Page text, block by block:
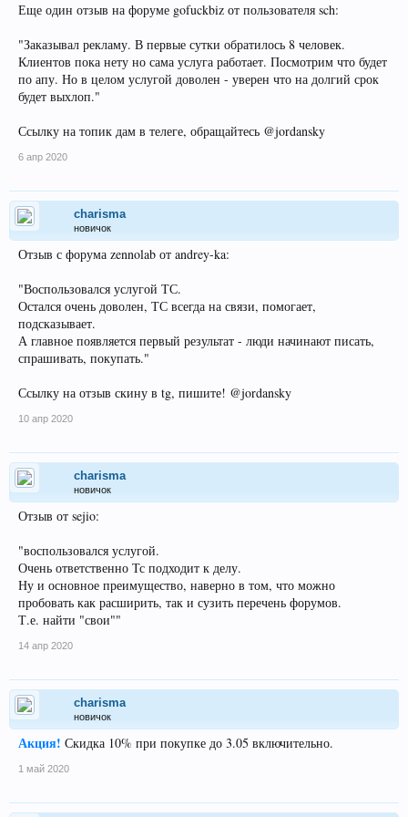
Еще один отзыв на форуме gofuckbiz от пользователя sch:
"Заказывал рекламу. В первые сутки обратилось 8 человек.
Клиентов пока нету но сама услуга работает. Посмотрим что будет
по апу. Но в целом услугой доволен - уверен что на долгий срок
будет выхлоп."
Ссылку на топик дам в телеге, обращайтесь @jordansky
6 апр 2020
charisma
новичок
Отзыв с форума zennolab от andrey-ka:
"Воспользовался услугой ТС.
Остался очень доволен, ТС всегда на связи, помогает,
подсказывает.
А главное появляется первый результат - люди начинают писать,
спрашивать, покупать."
Ссылку на отзыв скину в tg, пишите! @jordansky
10 апр 2020
charisma
новичок
Отзыв от sejio:
"воспользовался услугой.
Очень ответственно Тс подходит к делу.
Ну и основное преимущество, наверно в том, что можно
пробовать как расширить, так и сузить перечень форумов.
Т.е. найти "свои""
14 апр 2020
charisma
новичок
Акция! Скидка 10% при покупке до 3.05 включительно.
1 май 2020